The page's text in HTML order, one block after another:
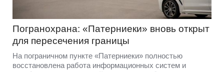
Погранохрана: «Патерниеки» вновь открыт
для пересечения границы
На пограничном пункте «Патерниеки» полностью
восстановлена работа информационных систем и